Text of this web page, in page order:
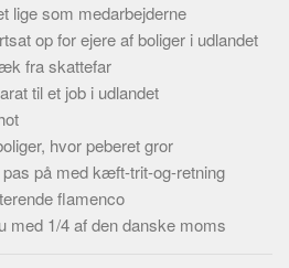
lige som medarbejderne
op for ejere af boliger i udlandet
fra skattefar
til et job i udlandet
hvor peberet gror
på med kæft-trit-og-retning
flamenco
med 1/4 af den danske moms